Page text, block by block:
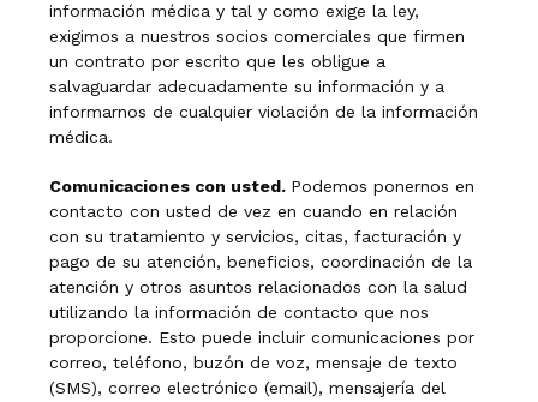
información médica y tal y como exige la ley,
exigimos a nuestros socios comerciales que firmen
un contrato por escrito que les obligue a
salvaguardar adecuadamente su información y a
informarnos de cualquier violación de la información
médica.
Comunicaciones con usted. Podemos ponernos en
contacto con usted de vez en cuando en relación
con su tratamiento y servicios, citas, facturación y
pago de su atención, beneficios, coordinación de la
atención y otros asuntos relacionados con la salud
utilizando la información de contacto que nos
proporcione. Esto puede incluir comunicaciones por
correo, teléfono, buzón de voz, mensaje de texto
(SMS), correo electrónico (email), mensajería del